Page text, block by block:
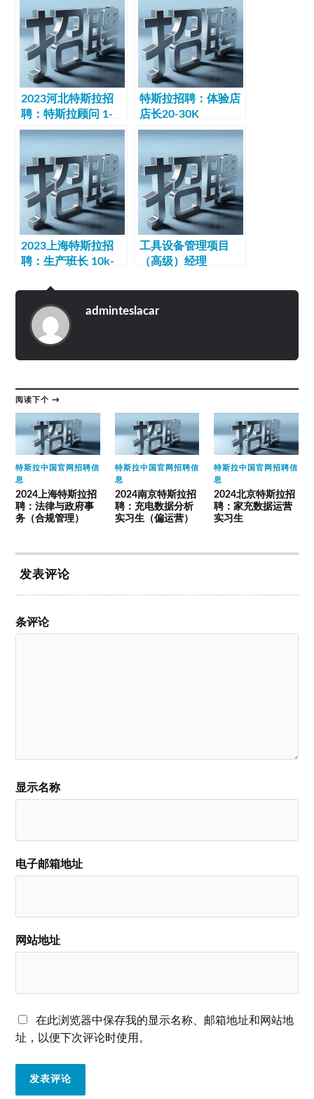
2023河北特斯拉招
聘：特斯拉顾问 1-
1.5万/月
特斯拉招聘：体验店
店长20-30K
2023上海特斯拉招
聘：生产班长 10k-
工具设备管理项目
（高级）经理
adminteslacar
阅读下个 →
特斯拉中国官网招聘信
息
2024上海特斯拉招
聘：法律与政府事
务（合规管理）
特斯拉中国官网招聘信
息
2024南京特斯拉招
聘：充电数据分析
实习生（偏运营）
特斯拉中国官网招聘信
息
2024北京特斯拉招
聘：家充数据运营
实习生
发表评论
条评论
显示名称
电子邮箱地址
网站地址
在此浏览器中保存我的显示名称、邮箱地址和网站地
址，以便下次评论时使用。